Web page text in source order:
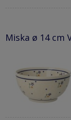
Miska ø 14 cm